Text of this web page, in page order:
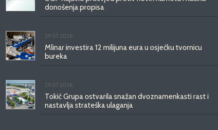
donošenja propisa
29.07.2026.
Mlinar investira 12 milijuna eura u osječku tvornicu
bureka
29.07.2026.
Tokić Grupa ostvarila snažan dvoznamenkasti rast i
nastavlja strateška ulaganja